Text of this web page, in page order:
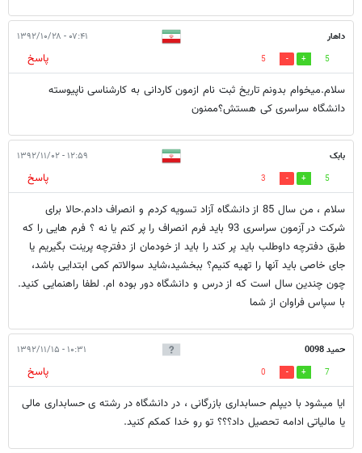
داهار ۰۷:۴۱ - ۱۳۹۲/۱۰/۲۸
5
5
پاسخ
سلام.میخوام بدونم تاریخ ثبت نام ازمون کاردانی به کارشناسی ناپیوسته
دانشگاه سراسری کی هستش؟ممنون
بابک ۱۲:۵۹ - ۱۳۹۲/۱۱/۰۲
5
3
پاسخ
سلام ، من سال 85 از دانشگاه آزاد تسویه کردم و انصراف دادم.حالا برای
شرکت در آزمون سراسری 93 باید فرم انصراف را پر کنم یا نه ؟ فرم هایی را که
طبق دفترچه داوطلب باید پر کند را باید از خودمان از دفترچه پرینت بگیریم یا
جای خاصی باید آنها را تهیه کنیم؟ ببخشید،شاید سوالاتم کمی ابتدایی باشد،
چون چندین سال است که از درس و دانشگاه دور بوده ام. لطفا راهنمایی کنید.
با سپاس فراوان از شما
حمید 0098 ۱۰:۳۱ - ۱۳۹۲/۱۱/۱۵
7
0
پاسخ
ایا میشود با دیپلم حسابداری بازرگانی ، در دانشگاه در رشته ی حسابداری مالی
یا مالیاتی ادامه تحصیل داد؟؟؟ تو رو خدا کمکم کنید.